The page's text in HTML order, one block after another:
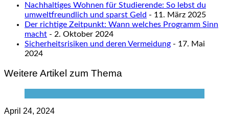
Nachhaltiges Wohnen für Studierende: So lebst du
umweltfreundlich und sparst Geld - 11. März 2025
Der richtige Zeitpunkt: Wann welches Programm Sinn
macht - 2. Oktober 2024
Sicherheitsrisiken und deren Vermeidung - 17. Mai
2024
Weitere Artikel zum Thema
April 24, 2024